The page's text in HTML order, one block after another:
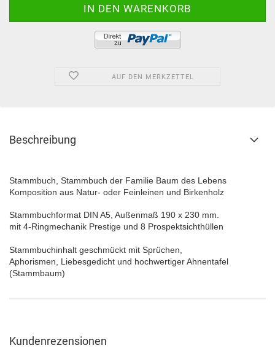
AUF DEN MERKZETTEL
Beschreibung
Stammbuch, Stammbuch der Familie Baum des Lebens
Komposition aus Natur- oder Feinleinen und Birkenholz
Stammbuchformat DIN A5, Außenmaß 190 x 230 mm.
mit 4-Ringmechanik Prestige und 8 Prospektsichthüllen
Stammbuchinhalt geschmückt mit Sprüchen,
Aphorismen, Liebesgedicht und hochwertiger Ahnentafel
(Stammbaum)
Kundenrezensionen